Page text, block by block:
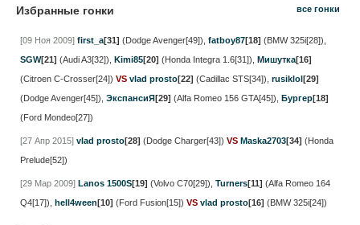
Избранные гонки все гонки
[09 Ноя 2009] first_a[31] (Dodge Avenger[49]) fatboy87[18] (BMW 325i[28])
SGW[21] (Audi A3[32]) Kimi85[20] (Honda Integra 1.6[31]) Мишутка[16]
(Citroen C-Crosser[24]) VS vlad prosto[22] (Cadillac STS[34]) rusiklol[29]
(Dodge Avenger[45]) ЭкспансиЯ[29] (Alfa Romeo 156 GTA[45]) Бургер[18]
(Ford Mondeo[27])
[27 Апр 2015] vlad prosto[28] (Dodge Charger[43]) VS Maska2703[34] (Honda
Prelude[52])
[29 Мар 2009] Lanos 1500S[19] (Volvo C70[29]) Turners[11] (Alfa Romeo 164
Q4[17]) hell4ween[10] (Ford Fusion[15]) VS vlad prosto[16] (BMW 325i[24])